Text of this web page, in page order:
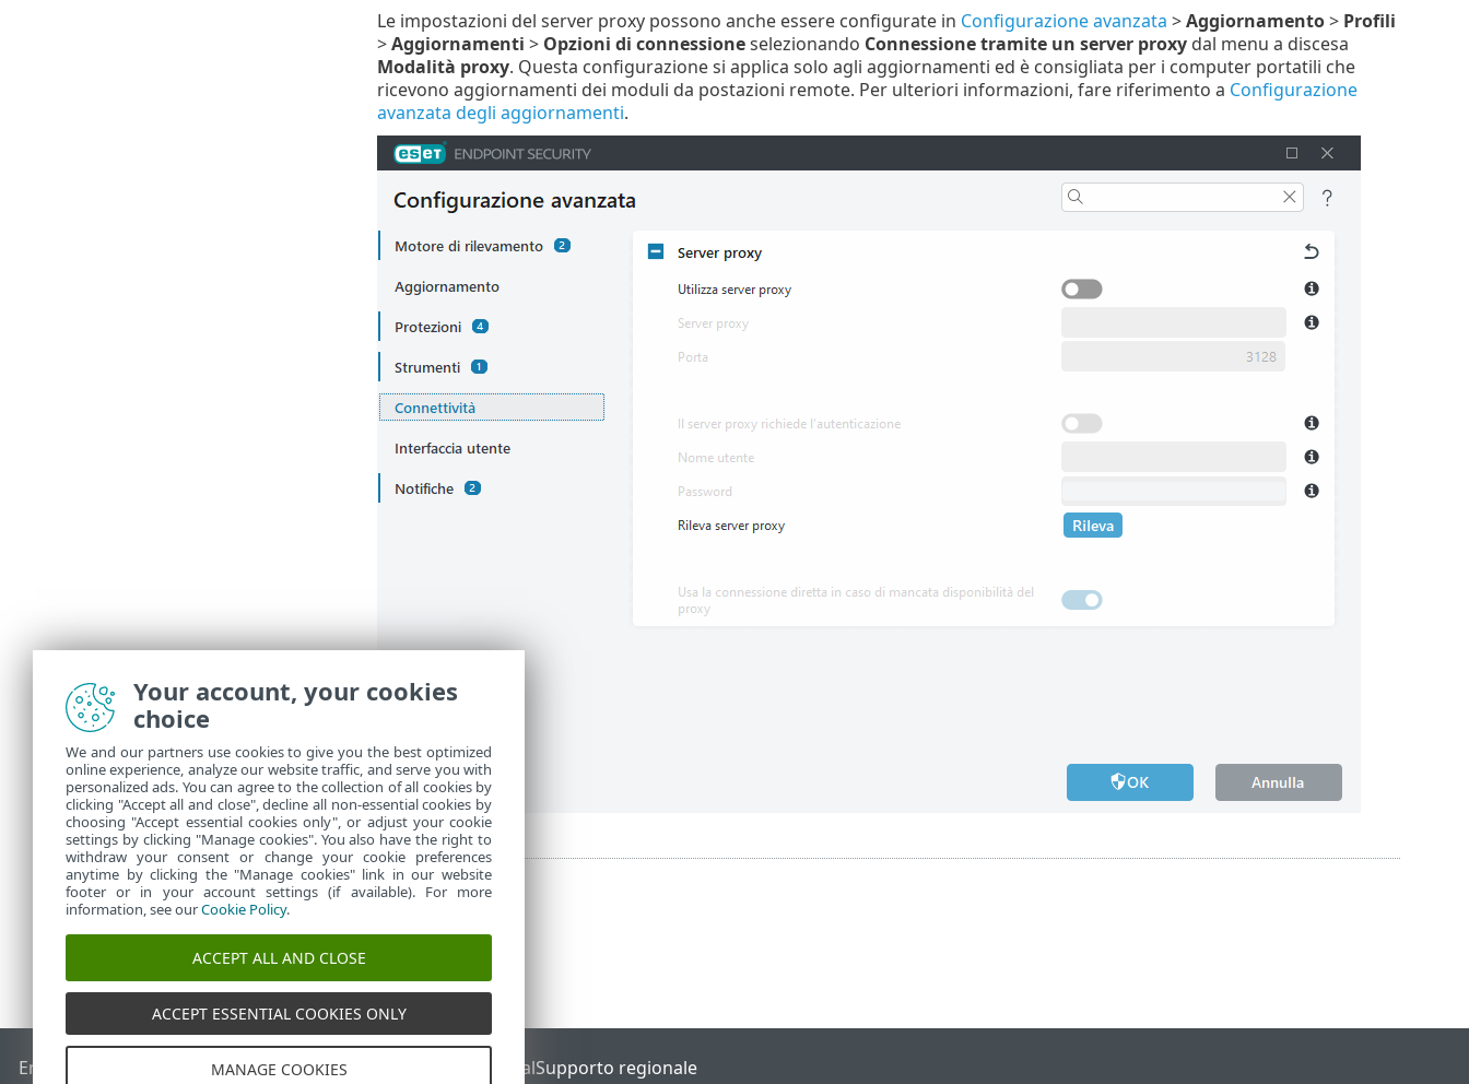
Le impostazioni del server proxy possono anche essere configurate in Configurazione avanzata >Aggiornamento> Profili
>Aggiornamenti > Opzioni di connessioneselezionando Connessione tramite un server proxydal menu a discesa
Modalità proxy. Questa configurazione si applica solo agli aggiornamenti ed è consigliata per i computer portatili che
ricevono aggiornamenti dei moduli da postazioni remote. Per ulteriori informazioni, fare riferimento a Configurazione
avanzata degli aggiornamenti.
End of Life ESET Knowledge BaseForum ESET ESET Status PortalSupporto regionale
Your account, your cookies
choice
We and our partners use cookies to give you the best optimized
online experience, analyze our website traffic, and serve you with
personalized ads. You can agree to the collection of all cookies by
clicking "Accept all and close", decline all non-essential cookies by
choosing "Accept essential cookies only", or adjust your cookie
settings by clicking "Manage cookies". You also have the right to
withdraw your consent or change your cookie preferences
anytime by clicking the "Manage cookies" link in our website
footer or in your account settings (if available). For more
information, see ourCookie Policy.
ACCEPT ALL AND CLOSE
ACCEPT ESSENTIAL COOKIES ONLY
MANAGE COOKIES